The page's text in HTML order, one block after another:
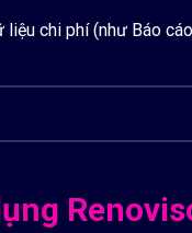
chi phí (như Báo